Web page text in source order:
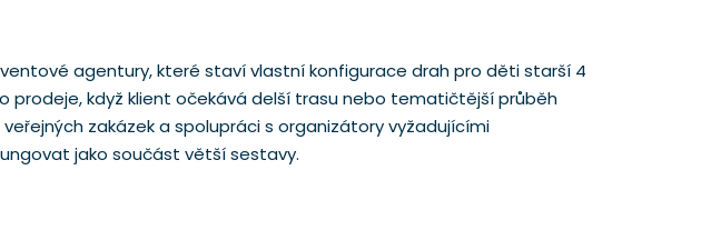
agentury, které staví vlastní konfigurace drah pro děti starší 4
prodeje, když klient očekává delší trasu nebo tematičtější průběh
zakázek a spolupráci s organizátory vyžadujícími
jako součást větší sestavy.